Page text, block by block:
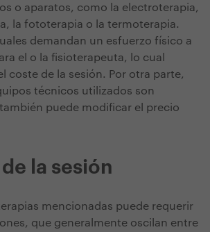
o aparatos, como la electroterapia,
la fototerapia o la termoterapia.
demandan un esfuerzo físico a
el o la fisioterapeuta, lo cual
coste de la sesión. Por otra parte,
técnicos utilizados son
puede modificar el precio
la sesión
mencionadas puede requerir
que generalmente oscilan entre